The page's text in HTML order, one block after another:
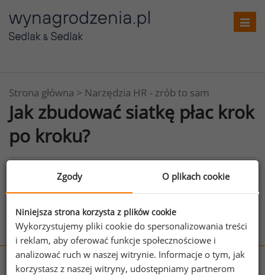
Strona główna > Narzędzia HR - zrób to sam
Jak zbudować siatkę płac krok
po kroku?
Narzędzie tymczasowo niedostępne.
wynagrodzenia.pl
Zgody O plikach cookie
Niniejsza strona korzysta z plików cookie
Wykorzystujemy pliki cookie do spersonalizowania treści
i reklam, aby oferować funkcje społecznościowe i
analizować ruch w naszej witrynie. Informacje o tym, jak
korzystasz z naszej witryny, udostępniamy partnerom